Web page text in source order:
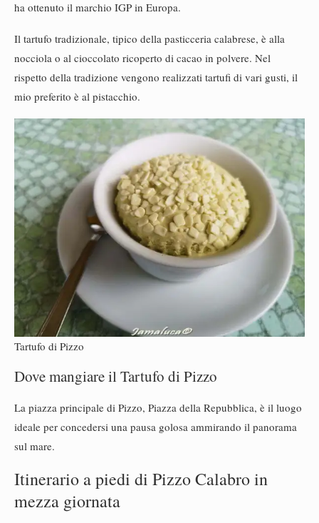
ha ottenuto il marchio IGP in Europa.
Il tartufo tradizionale, tipico della pasticceria calabrese, è alla
nocciola o al cioccolato ricoperto di cacao in polvere. Nel
rispetto della tradizione vengono realizzati tartufi di vari gusti, il
mio preferito è al pistacchio.
Tartufo di Pizzo
Dove mangiare il Tartufo di Pizzo
La piazza principale di Pizzo, Piazza della Repubblica, è il luogo
ideale per concedersi una pausa golosa ammirando il panorama
sul mare.
Itinerario a piedi di Pizzo Calabro in
mezza giornata